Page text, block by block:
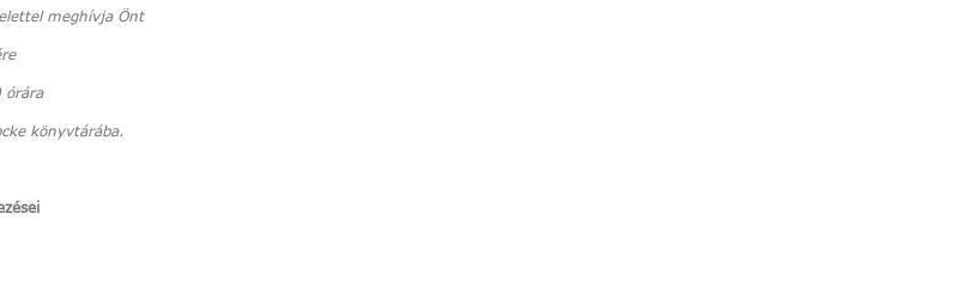
meghívja Önt
órára
könyvtárába.